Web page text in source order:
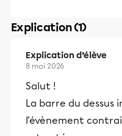
Explication (1)
Explication d’élève
8 mai 2026
Salut !
La barre du dessus
l'évènement